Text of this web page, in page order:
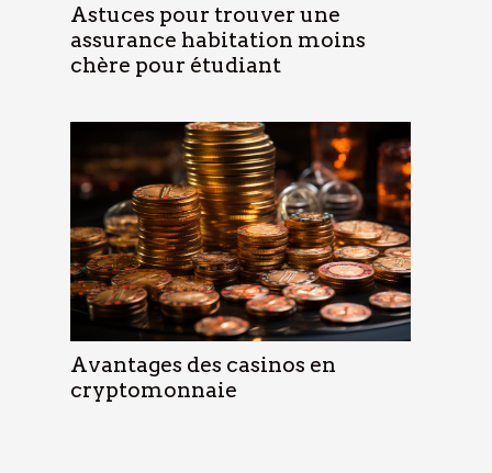
Astuces pour trouver une
assurance habitation moins
chère pour étudiant
Avantages des casinos en
cryptomonnaie